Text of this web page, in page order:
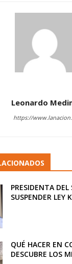
Leonardo
https://
PRESIDENTA
SUSPENDER LEY
QUÉ HACER EN
DESCUBRE LOS